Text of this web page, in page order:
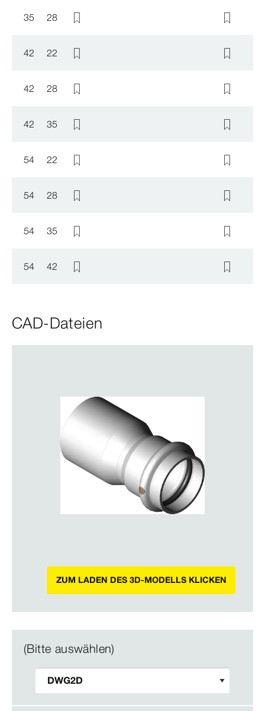
35 28
42 22
42 28
42 35
54 22
54 28
54 35
54 42
CAD-Dateien
ZUM LADEN DES 3D-MODELLS KLICKEN
(Bitte auswählen)